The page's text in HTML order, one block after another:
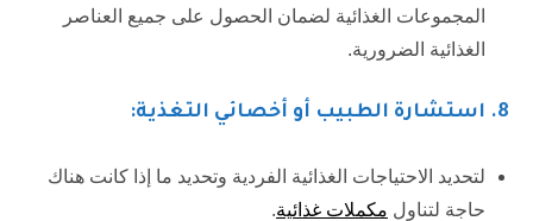
المجموعات الغذائية لضمان الحصول على جميع العناصر
الغذائية الضرورية.
8. استشارة الطبيب أو أخصائي التغذية:
لتحديد الاحتياجات الغذائية الفردية وتحديد ما إذا كانت هناك
حاجة لتناول مكملات غذائية.